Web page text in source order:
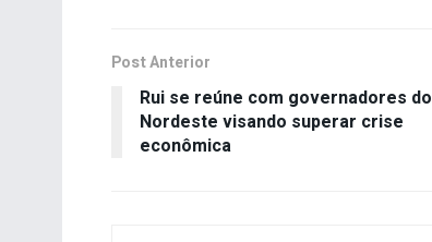
Post Anterior
Rui se reúne com governadores do
Nordeste visando superar crise
econômica